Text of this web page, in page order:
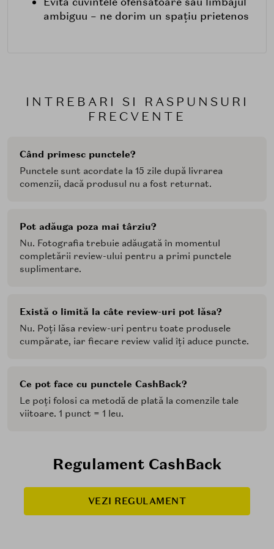
ambiguu – ne dorim un spațiu prietenos
INTREBARI SI RASPUNSURI
FRECVENTE
Când primesc punctele?
Punctele sunt acordate la 15 zile după livrarea
comenzii, dacă produsul nu a fost returnat.
Pot adăuga poza mai târziu?
Nu. Fotografia trebuie adăugată în momentul
completării review-ului pentru a primi punctele
suplimentare.
Există o limită la câte review-uri pot lăsa?
Nu. Poți lăsa review-uri pentru toate produsele
cumpărate, iar fiecare review valid îți aduce puncte.
Ce pot face cu punctele CashBack?
Le poți folosi ca metodă de plată la comenzile tale
viitoare. 1 punct = 1 leu.
Regulament CashBack
VEZI REGULAMENT